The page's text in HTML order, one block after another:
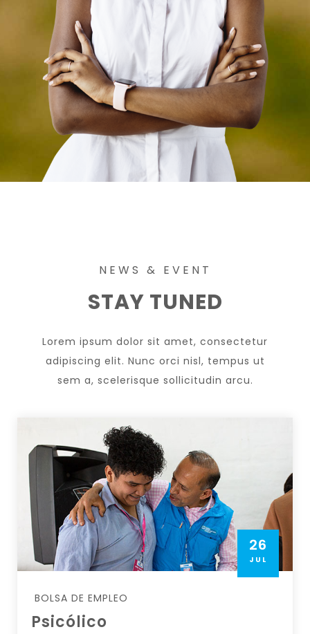
NEWS & EVENT
STAY TUNED
Lorem ipsum dolor sit amet, consectetur
adipiscing elit. Nunc orci nisl, tempus ut
sem a, scelerisque sollicitudin arcu.
26
JUL
BOLSA DE EMPLEO
Psicólico